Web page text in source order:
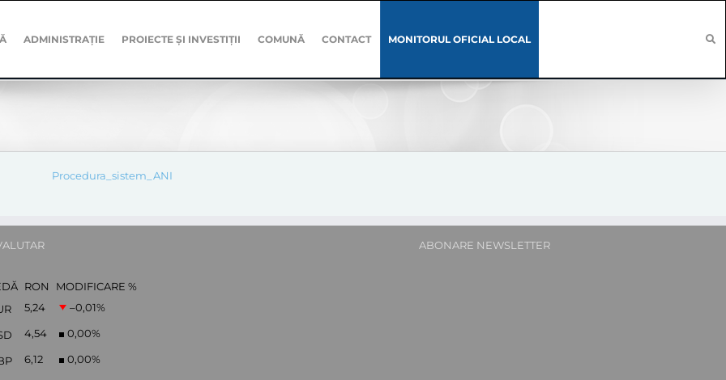
ADMINISTRAȚIE PROIECTE ȘI INVESTIȚII COMUNĂ CONTACT MONITORUL OFICIAL LOCAL
Procedura_sistem_ANI
RON
MODIFICARE %
5,24 –0,01%
4,54 0,00%
6,12 0,00%
ABONARE NEWSLETTER